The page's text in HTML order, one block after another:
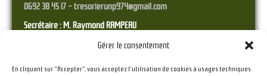
Gérer le consentement
En cliquant sur "Accepter", vous acceptez l'utilisation de cookies à usages techniques
0692 38 45 17 - tresorierunp974@gmail.com
Secrétaire : M. Raymond RAMPEAU